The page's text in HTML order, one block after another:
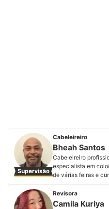
Supervisão
Cabeleireiro
Bheah Santos
Cabeleireiro
especialista em
de várias feiras e
Perfil de Bheah
Revisora
Camila Kuriya